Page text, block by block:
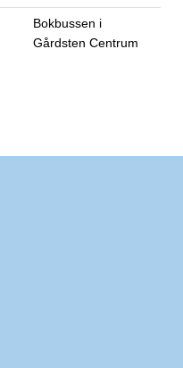
Bokbussen i
Gårdsten Centrum